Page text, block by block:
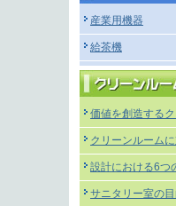
産業用機器
給茶機
価値を創造する
クリーンルーム
設計における6つ
サニタリー室の